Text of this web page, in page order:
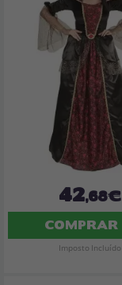
42,68€
COMPRAR
Imposto Incluído